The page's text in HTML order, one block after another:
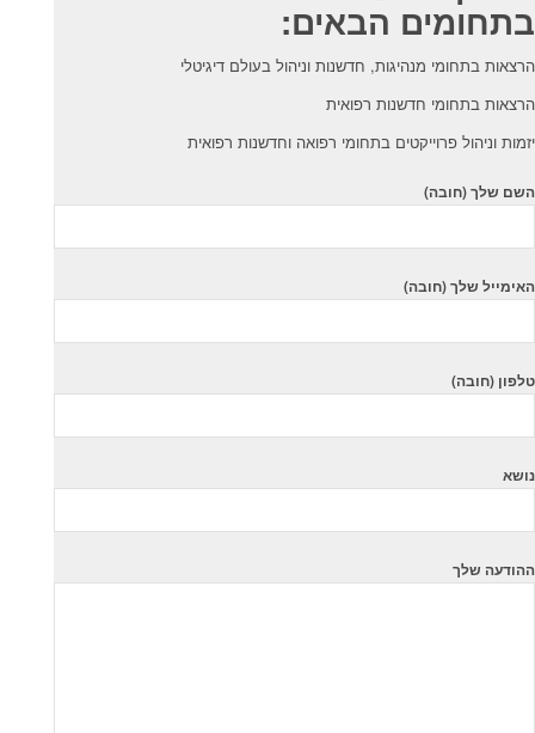
בתחומים הבאים:
הרצאות בתחומי מנהיגות, חדשנות וניהול בעולם דיגיטלי
הרצאות בתחומי חדשנות רפואית
יזמות וניהול פרוייקטים בתחומי רפואה וחדשנות רפואית
השם שלך (חובה)
האימייל שלך (חובה)
טלפון (חובה)
נושא
ההודעה שלך